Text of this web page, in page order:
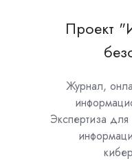
Проект
Журнал,
Экспертиза